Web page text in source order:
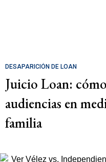
DESAPARICIÓN DE LOAN
Juicio Loan:
audiencias en
familia